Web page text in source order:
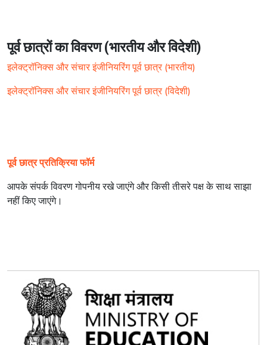
पूर्व छात्रों का विवरण (भारतीय और विदेशी)
इलेक्ट्रॉनिक्स और संचार इंजीनियरिंग पूर्व छात्र (भारतीय)
इलेक्ट्रॉनिक्स और संचार इंजीनियरिंग पूर्व छात्र (विदेशी)
पूर्व छात्र प्रतिक्रिया फॉर्म
आपके संपर्क विवरण गोपनीय रखे जाएंगे और किसी तीसरे पक्ष के साथ साझा
नहीं किए जाएंगे।